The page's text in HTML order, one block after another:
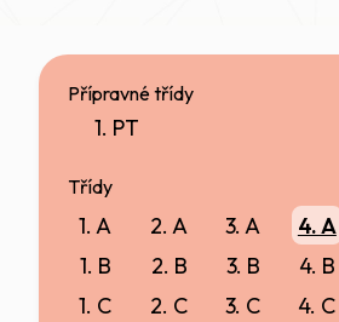
Přípravné třídy
1. PT
Třídy
1. A
1. B
1. C
2. A
2. B
2. C
3. A
3. B
3. C
4. A
4. B
4. C